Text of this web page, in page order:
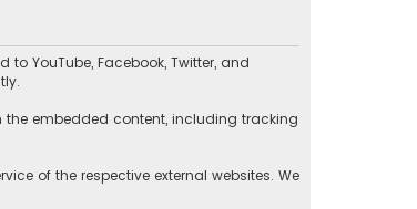
to YouTube, Facebook, Twitter, and
embedded content, including tracking
of the respective external websites. We